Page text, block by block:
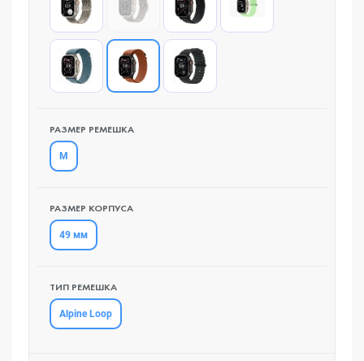
РАЗМЕР РЕМЕШКА
M
РАЗМЕР КОРПУСА
49 мм
ТИП РЕМЕШКА
Alpine Loop